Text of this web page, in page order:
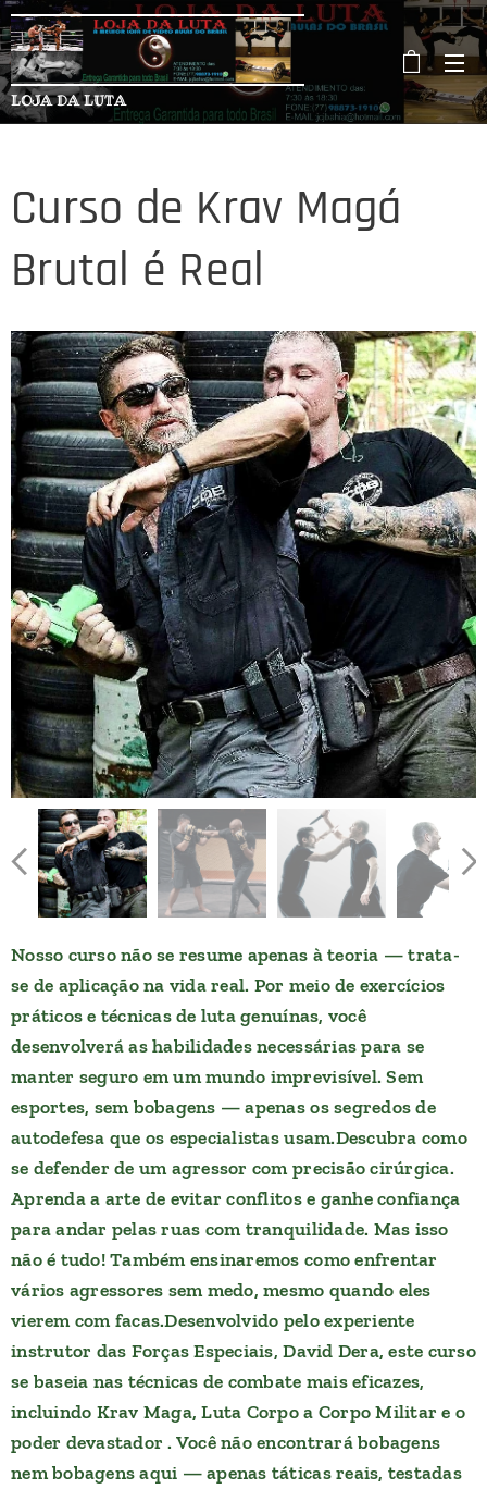
LOJA DA LUTA
Curso de Krav Magá
Brutal é Real
Nosso curso não se resume apenas à teoria — trata-
se de aplicação na vida real. Por meio de exercícios
práticos e técnicas de luta genuínas, você
desenvolverá as habilidades necessárias para se
manter seguro em um mundo imprevisível. Sem
esportes, sem bobagens — apenas os segredos de
autodefesa que os especialistas usam.Descubra como
se defender de um agressor com precisão cirúrgica.
Aprenda a arte de evitar conflitos e ganhe confiança
para andar pelas ruas com tranquilidade. Mas isso
não é tudo! Também ensinaremos como enfrentar
vários agressores sem medo, mesmo quando eles
vierem com facas.Desenvolvido pelo experiente
instrutor das Forças Especiais, David Dera, este curso
se baseia nas técnicas de combate mais eficazes,
incluindo Krav Maga, Luta Corpo a Corpo Militar e o
poder devastador . Você não encontrará bobagens
nem bobagens aqui — apenas táticas reais, testadas